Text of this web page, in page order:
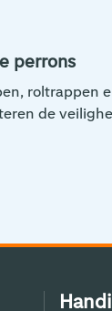
perrons
roltrappen
de